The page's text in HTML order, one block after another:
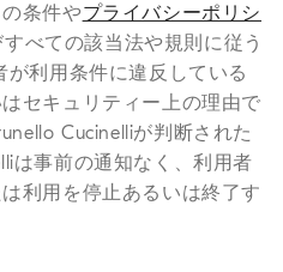
条件やプライバシーポリシ
すべての該当法や規則に従う
利用条件に違反している
セキュリティー上の理由で
Cucinelliが判断された
は事前の通知なく、利用者
利用を停止あるいは終了す